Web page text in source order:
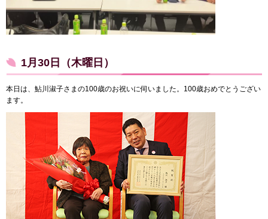
1月30日（木曜日）
本日は、鮎川淑子さまの100歳のお祝いに伺いました。100歳おめでとうござい
ます。